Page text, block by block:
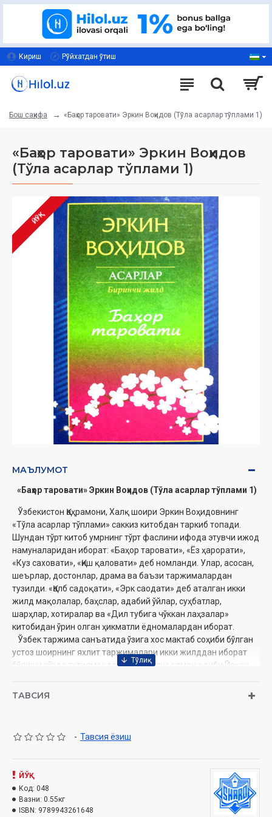
Кириш Рўйхатдан ўтиш
Бош саҳифа «Баҳор таровати» Эркин Воҳидов (Тўла асарлар тўплами 1)
«Баҳор таровати» Эркин Воҳидов
(Тўла асарлар тўплами 1)
ЙЎҚ
МАЪЛУМОТ
«Баҳор таровати» Эркин Воҳидов (Тўла асарлар тўплами 1)
Ўзбекистон Қаҳрамони, Халқ шоири Эркин Воҳидовнинг
«Тўла асарлар тўплами» саккиз китобдан таркиб топади.
Шундан тўрт китоб умрнинг тўрт фаслини ифода этувчи ижод
намуналаридан иборат: «Баҳор таровати», «Ёз ҳарорати»,
«Куз саховати», «Қиш қаловати» деб номланди. Улар, асосан,
шеърлар, достонлар, драма ва баъзи таржималардан
тузилди. «Қалб садоқати», «Эрк саодати» деб аталган икки
жилд мақолалар, баҳслар, адабий ўйлар, суҳбатлар,
шарҳлар, хотиралар ва «Дил тубига чўккан лаҳзалар»
китобидан ўрин олган ҳикматли ёдномалардан иборат.
Ўзбек таржима санъатида ўзига хос мактаб соҳиби бўлган
устоз шоирнинг яхлит таржималари икки жилддан иборат
бўлиши кўзда тутилмоқда: 7-жилд улуғ олмон адиби Йоҳан
француз адиби Виктор Гюго, беназир рус шоирлари
огоҳ дил билан яшаган сермаҳсул шоиримизнинг «Асарлар»и
Муаллиф:Эркин Воҳидов
ТАВСИЯ
- Тавсия ёзиш
ЙЎҚ
Код: 048
Вазни: 0.55кг
ISBN: 9789943261648